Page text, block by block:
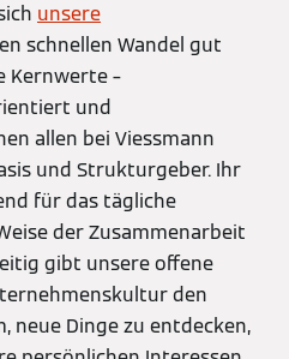
unsere
schnellen Wandel gut
Kernwerte –
und
allen bei Viessmann
und Strukturgeber. Ihr
für das tägliche
der Zusammenarbeit
gibt unsere offene
den
neue Dinge zu entdecken,